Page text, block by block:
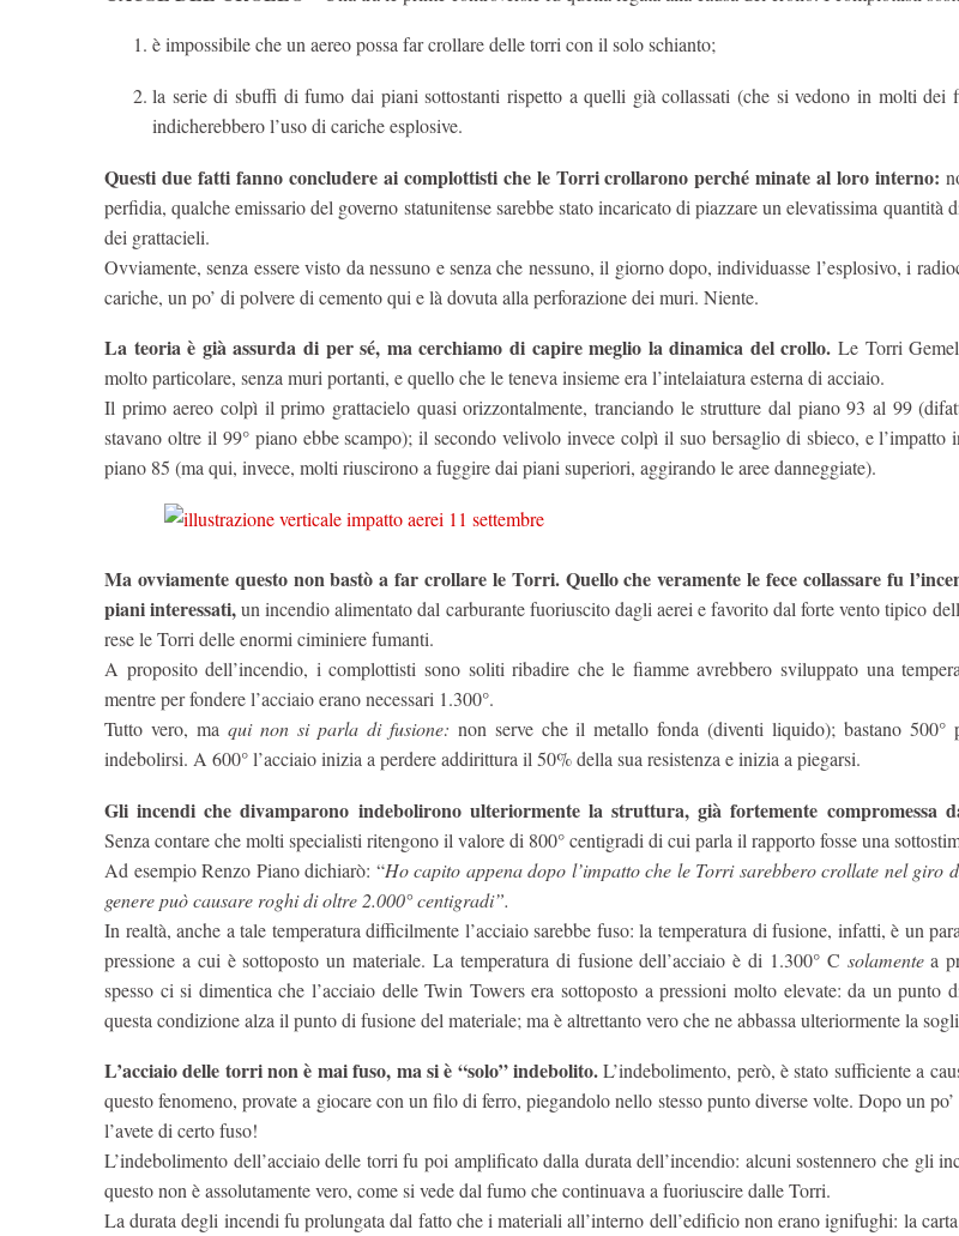
è impossibile che un aereo possa far crollare delle torri con il solo schianto;
la serie di sbuffi di fumo dai piani sottostanti rispetto a quelli già collassati (che si vedono in molti dei
indicherebbero l’uso di cariche esplosive.
Questi due fatti fanno concludere ai complottisti che le Torri crollarono perché minate al loro interno:
perfidia, qualche emissario del governo statunitense sarebbe stato incaricato di piazzare un elevatissima quantità
dei grattacieli.
Ovviamente, senza essere visto da nessuno e senza che nessuno, il giorno dopo, individuasse l’esplosivo, i
cariche, un po’ di polvere di cemento qui e là dovuta alla perforazione dei muri. Niente.
La teoria è già assurda di per sé, ma cerchiamo di capire meglio la dinamica del crollo. Le Torri
molto particolare, senza muri portanti, e quello che le teneva insieme era l’intelaiatura esterna di acciaio.
Il primo aereo colpì il primo grattacielo quasi orizzontalmente, tranciando le strutture dal piano 93 al 99
stavano oltre il 99° piano ebbe scampo); il secondo velivolo invece colpì il suo bersaglio di sbieco, e l’impatto
piano 85 (ma qui, invece, molti riuscirono a fuggire dai piani superiori, aggirando le aree danneggiate).
Ma ovviamente questo non bastò a far crollare le Torri. Quello che veramente le fece collassare fu
piani interessati,un incendio alimentato dal carburante fuoriuscito dagli aerei e favorito dal forte vento tipico
rese le Torri delle enormi ciminiere fumanti.
A proposito dell’incendio, i complottisti sono soliti ribadire che le fiamme avrebbero sviluppato una
mentre per fondere l’acciaio erano necessari 1.300°.
Tutto vero, ma qui non si parla di fusione: non serve che il metallo fonda (diventi liquido); bastano 500°
indebolirsi. A 600° l’acciaio inizia a perdere addirittura il 50% della sua resistenza e inizia a piegarsi.
Gli incendi che divamparono indebolirono ulteriormente la struttura, già fortemente compromessa
Senza contare che molti specialisti ritengono il valore di 800° centigradi di cui parla il rapporto fosse una
Ad esempio Renzo Piano dichiarò: “Ho capito appena dopo l’impatto che le Torri sarebbero crollate nel giro
genere può causare roghi di oltre 2.000° centigradi”.
In realtà, anche a tale temperatura difficilmente l’acciaio sarebbe fuso: la temperatura di fusione, infatti, è un
pressione a cui è sottoposto un materiale. La temperatura di fusione dell’acciaio è di 1.300° C solamentea
spesso ci si dimentica che l’acciaio delle Twin Towers era sottoposto a pressioni molto elevate: da un punto
questa condizione alza il punto di fusione del materiale; ma è altrettanto vero che ne abbassa ulteriormente la
L’acciaio delle torri non è mai fuso, ma si è “solo” indebolito.L’indebolimento, però, è stato sufficiente a
questo fenomeno, provate a giocare con un filo di ferro, piegandolo nello stesso punto diverse volte. Dopo un
l’avete di certo fuso!
L’indebolimento dell’acciaio delle torri fu poi amplificato dalla durata dell’incendio: alcuni sostennero che gli
questo non è assolutamente vero, come si vede dal fumo che continuava a fuoriuscire dalle Torri.
La durata degli incendi fu prolungata dal fatto che i materiali all’interno dell’edificio non erano ignifughi: la